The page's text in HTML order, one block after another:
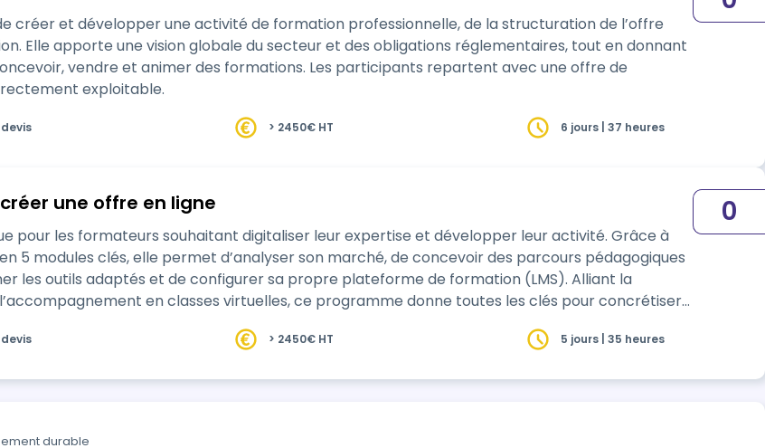
créer et développer une activité de formation professionnelle, de la structuration de l’offre
Elle apporte une vision globale du secteur et des obligations réglementaires, tout en donnant
vendre et animer des formations. Les participants repartent avec une offre de
exploitable.
devis > 2450€ HT 6 jours | 37 heures
une offre en ligne
pour les formateurs souhaitant digitaliser leur expertise et développer leur activité. Grâce à
5 modules clés, elle permet d’analyser son marché, de concevoir des parcours pédagogiques
les outils adaptés et de configurer sa propre plateforme de formation (LMS). Alliant la
en classes virtuelles, ce programme donne toutes les clés pour concrétiser
0
devis > 2450€ HT 5 jours | 35 heures
durable